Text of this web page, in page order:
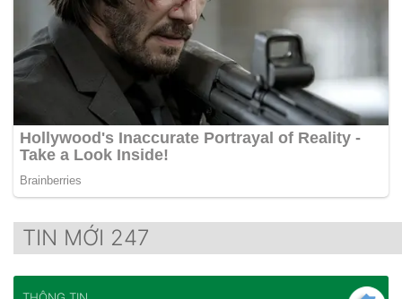
TIN MỚI 247